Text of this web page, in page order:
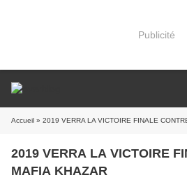
Publicité
Accueil » 2019 VERRA LA VICTOIRE FINALE
2019 VERRA LA VICTOIRE
MAFIA KHAZAR